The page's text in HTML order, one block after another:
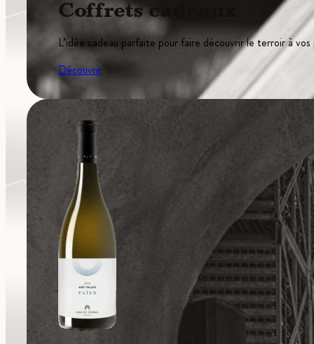
Coffrets cadeaux
L’idée cadeau parfaite pour faire découvrir le terroir à
Découvrir